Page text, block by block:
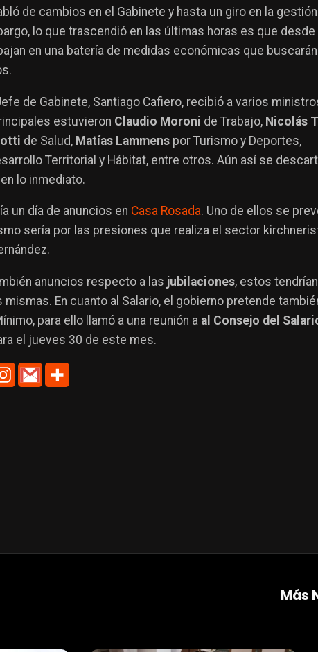
de cambios en el Gabinete y hasta un giro en la
lo que trascendió en las últimas horas es que desde
en una batería de medidas económicas que
de Gabinete, Santiago Cafiero, recibió a varios
estuvieron Claudio Moroni de Trabajo, Nicolás
de Salud, Matías Lammens por Turismo y Deportes,
Territorial y Hábitat, entre otros. Aún así se
lo inmediato.
un día de anuncios en Casa Rosada. Uno de ellos se
sería por las presiones que realiza el sector
anuncios respecto a las jubilaciones, estos
mismas. En cuanto al Salario, el gobierno pretende
para ello llamó a una reunión a al Consejo del
el jueves 30 de este mes.
Más